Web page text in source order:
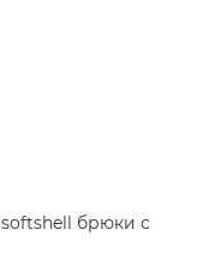
softshell брюки с